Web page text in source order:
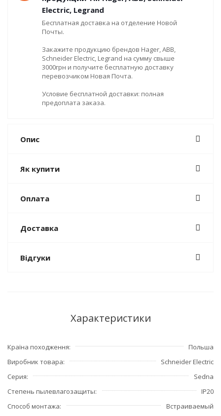
Electric, Legrand
Бесплатная доставка на отделение Новой
Почты.
Закажите продукцию брендов Hager, ABB,
Schneider Electric, Legrand на сумму свыше
3000грн и получите бесплатную доставку
перевозчиком Новая Почта.
Условие бесплатной доставки: полная
предоплата заказа.
Опис
Як купити
Оплата
Доставка
Відгуки
Характеристики
Країна походження
Польша
Виробник товара
Schneider Electric
Серия
Sedna
Степень пылевлагозащиты
IP20
Способ монтажа
Встраиваемый